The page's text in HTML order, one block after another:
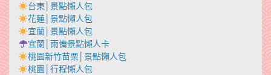
台東│景點懶人包
花蓮│景點懶人包
宜蘭│景點懶人包
宜蘭│雨備景點懶人卡
桃園新竹苗栗│景點懶人包
桃園│行程懶人包